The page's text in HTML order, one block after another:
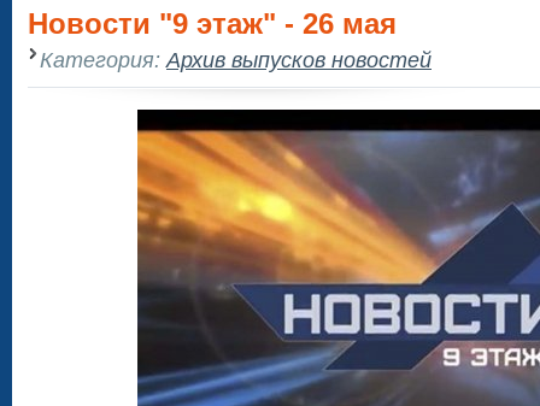
Новости "9 этаж" - 26 мая
Категория: Архив выпусков новостей